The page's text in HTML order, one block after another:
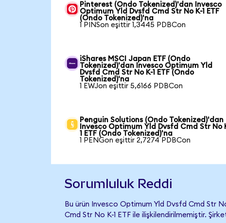
Pinterest (Ondo Tokenized)'dan Invesco
Optimum Yld Dvsfd Cmd Str No K-1 ETF
(Ondo Tokenized)'na
1 PINSon eşittir 1,3445 PDBCon
iShares MSCI Japan ETF (Ondo
Tokenized)'dan Invesco Optimum Yld
Dvsfd Cmd Str No K-1 ETF (Ondo
Tokenized)'na
1 EWJon eşittir 5,6166 PDBCon
Penguin Solutions (Ondo Tokenized)'dan
Invesco Optimum Yld Dvsfd Cmd Str No
1 ETF (Ondo Tokenized)'na
1 PENGon eşittir 2,7274 PDBCon
Sorumluluk Reddi
Bu ürün Invesco Optimum Yld Dvsfd Cmd Str
Cmd Str No K-1 ETF ile ilişkilendirilmemiştir.